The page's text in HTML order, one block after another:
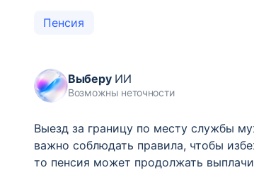
Пенсия
ВыберуИИ
Возможны неточности
Выезд за границу по месту службы
важно соблюдать правила, чтобы
то пенсия может продолжать